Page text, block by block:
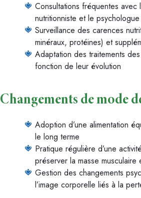
Consultations fréquentes avec
nutritionniste et le
Surveillance des carences
minéraux, protéines) et
Adaptation des traitements
fonction de leur évolution
Changements de mode
Adoption d’une alimentation
le long terme
Pratique régulière d’une
préserver la masse
Gestion des changements
l’image corporelle liés à la